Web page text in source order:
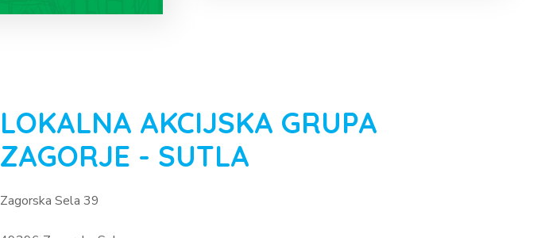
LOKALNA AKCIJSKA GRUPA
ZAGORJE - SUTLA
Zagorska Sela 39